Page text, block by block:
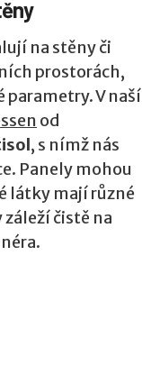
na stěny či
prostorách,
parametry. V naší
od
, s nímž nás
Panely mohou
látky mají různé
čistě na